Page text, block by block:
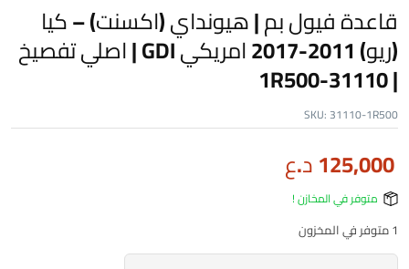
قاعدة فيول بم | هيونداي (اكسنت) – كيا
(ريو) 2011-2017 امريكي GDI | اصلي تفصيخ
| 31110-1R500
SKU:31110-1R500
125,000د.ع
متوفر في المخازن !
1 متوفر في المخزون